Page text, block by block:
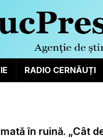
RADIO CERNĂUȚI
în ruină. „Cât